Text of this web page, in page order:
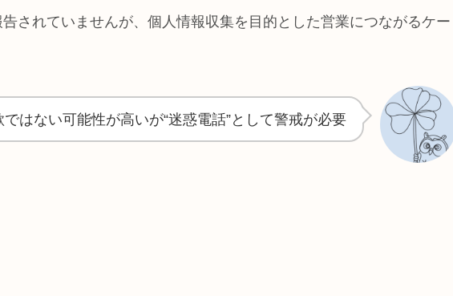
されていませんが、個人情報収集を目的とした営業につながるケー
ではない可能性が高いが“迷惑電話”として警戒が必要